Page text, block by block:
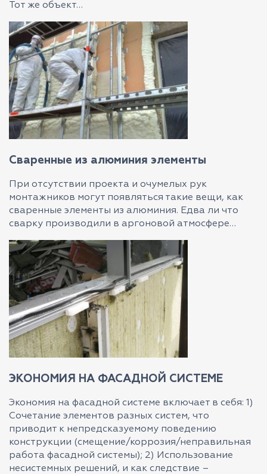
Тот же объект…
Сваренные из алюминия элементы
При отсутствии проекта и очумелых рук
монтажников могут появляться такие вещи, как
сваренные элементы из алюминия. Едва ли что
сварку производили в аргоновой атмосфере…
ЭКОНОМИЯ НА ФАСАДНОЙ СИСТЕМЕ
Экономия на фасадной системе включает в себя: 1)
Сочетание элементов разных систем, что
приводит к непредсказуемому поведению
конструкции (смещение/коррозия/неправильная
работа фасадной системы); 2) Использование
несистемных решений, и как следствие –